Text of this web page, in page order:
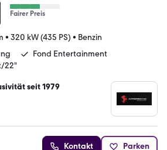
Fairer Preis
• 320 kW (435 PS) • Benzin
Fond Entertainment
22"
seit 1979
Kontakt Parken